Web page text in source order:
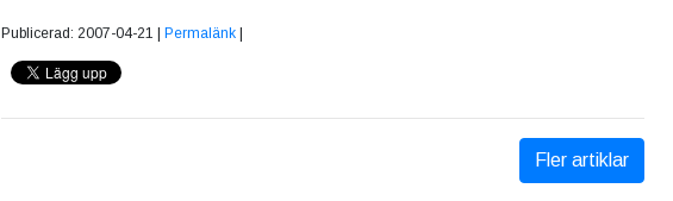
Publicerad: 2007-04-21 | Permalänk
Fler artiklar